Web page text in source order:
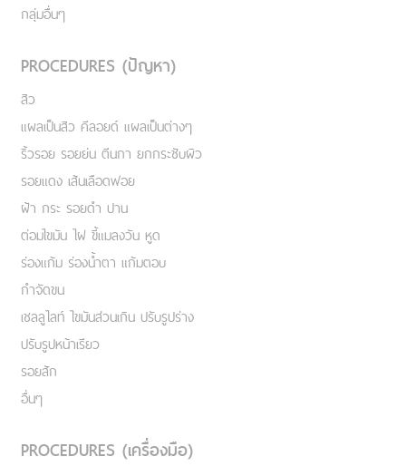
กลุ่มอื่นๆ
PROCEDURES (ปัญหา)
สิว
แผลเป็นสิว คีลอยด์ แผลเป็นต่างๆ
ริ้วรอย รอยย่น ตีนกา ยกกระชับผิว
รอยแดง เส้นเลือดฟอย
ฝ้า กระ รอยดำ ปาน
ต่อมไขมัน ไฝ ขี้แมลงวัน หูด
ร่องแก้ม ร่องน้ำตา แก้มตอบ
กำจัดขน
เชลลูไลท์ ไขมันส่วนเกิน ปรับรูปร่าง
ปรับรูปหน้าเรียว
รอยสัก
อื่นๆ
PROCEDURES (เครื่องมือ)